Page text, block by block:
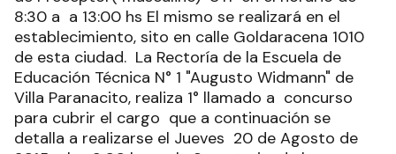
8:30 a a 13:00 hs El mismo se realizará en el
establecimiento, sito en calle Goldaracena 1010
de esta ciudad. La Rectoría de la Escuela de
Educación Técnica N° 1 "Augusto Widmann" de
Villa Paranacito, realiza 1° llamado a concurso
para cubrir el cargo que a continuación se
detalla a realizarse el Jueves 20 de Agosto de